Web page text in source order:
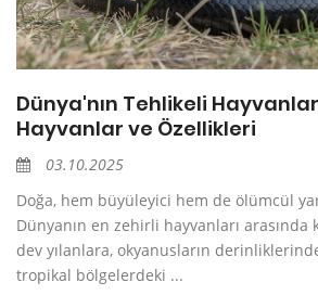
Dünya'nın Tehlikeli
Hayvanlar ve Özellikleri
03.10.2025
Doğa, hem büyüleyici hem de ölümcül
Dünyanın en zehirli hayvanları
dev yılanlara, okyanusların
tropikal bölgelerdeki ...